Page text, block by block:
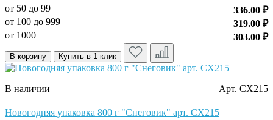
от 50 до 99
336.00 ₽
от 100 до 999
319.00 ₽
от 1000
303.00 ₽
В корзину Купить в 1 клик
В наличии Арт. CX215
Новогодняя упаковка 800 г "Снеговик" арт. CX215